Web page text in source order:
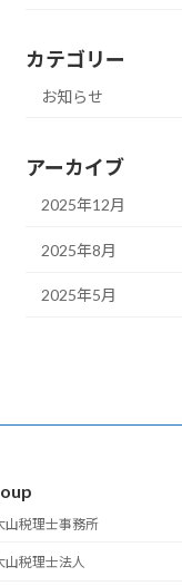
カテゴリー
お知らせ
アーカイブ
2025年12月
2025年8月
2025年5月
山税理士事務所
山税理士法人